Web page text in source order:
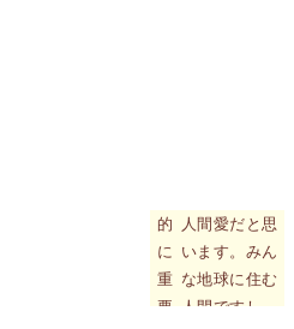
的
に
重
要
人間愛だと思
います。みん
な地球に住む
人間ですし、